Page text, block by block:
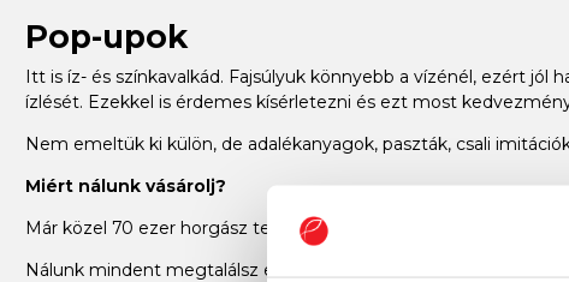
Pop-upok
Itt is íz- és színkavalkád. Fajsúlyuk könnyebb a vízénél, ezért jól
ízlését. Ezekkel is érdemes kísérletezni és ezt most
Nem emeltük ki külön, de adalékanyagok, paszták, csali
Miért nálunk vásárolj?
Már közel 70 ezer horgász termék a Jadabo webshopjában!
Nálunk mindent megtalálsz egy helyen: legyen szó feeder,